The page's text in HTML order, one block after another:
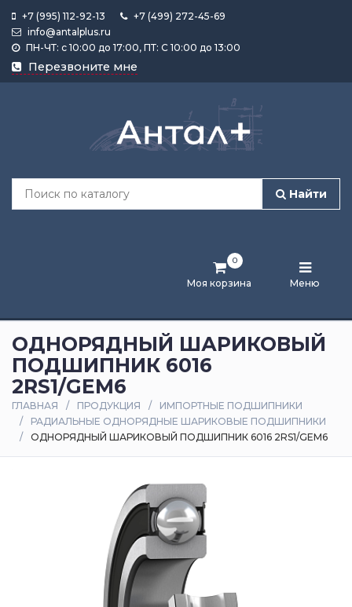
+7 (995) 112-92-13
+7 (499) 272-45-69
info@antalplus.ru
ПН-ЧТ: с 10:00 до 17:00, ПТ: С 10:00 до 13:00
Перезвоните мне
Найти
Моя корзина
0
Меню
Каталог
продукции
Лента
и
статьи
Оплата
и
доставка
ОДНОРЯДНЫЙ ШАРИКОВЫЙ
ПОДШИПНИК 6016
2RS1/GEM6
ГЛАВНАЯ ПРОДУКЦИЯ
ИМПОРТНЫЕ ПОДШИПНИКИ
РАДИАЛЬНЫЕ ОДНОРЯДНЫЕ ШАРИКОВЫЕ ПОДШИПНИКИ
ОДНОРЯДНЫЙ ШАРИКОВЫЙ ПОДШИПНИК 6016 2RS1/GEM6